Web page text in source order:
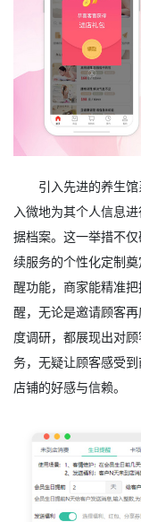
引入先进的养生
入微地为其个人信息
据档案。这一举措不
续服务的个性化定制
醒功能，商家能精准
醒，无论是邀请顾客
度调研，都展现出对
务，无疑让顾客感受
店铺的好感与信赖。